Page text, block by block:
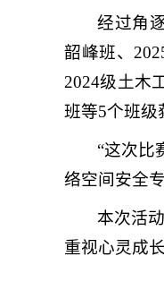
经过角
韶峰班、
2024级土木
班等5个班级
“这次比
络空间安全
本次活
重视心灵成